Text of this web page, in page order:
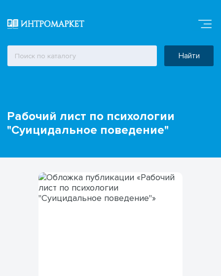
Найти
Рабочий лист по психологии
"Суицидальное поведение"